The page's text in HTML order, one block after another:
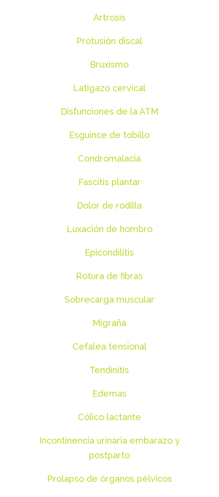
Artrosis
Protusión discal
Bruxismo
Latigazo cervical
Disfunciones de la ATM
Esguince de tobillo
Condromalacia
Fascitis plantar
Dolor de rodilla
Luxación de hombro
Epicondilitis
Rotura de fibras
Sobrecarga muscular
Migraña
Cefalea tensional
Tendinitis
Edemas
Cólico lactante
Incontinencia urinaria embarazo y
postparto
Prolapso de órganos pélvicos